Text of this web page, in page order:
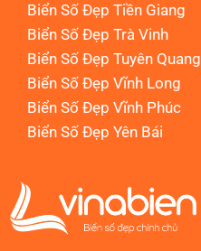
Biển Số Đẹp Tiền Giang
Biển Số Đẹp Trà Vinh
Biển Số Đẹp Tuyên Quang
Biển Số Đẹp Vĩnh Long
Biển Số Đẹp Vĩnh Phúc
Biển Số Đẹp Yên Bái